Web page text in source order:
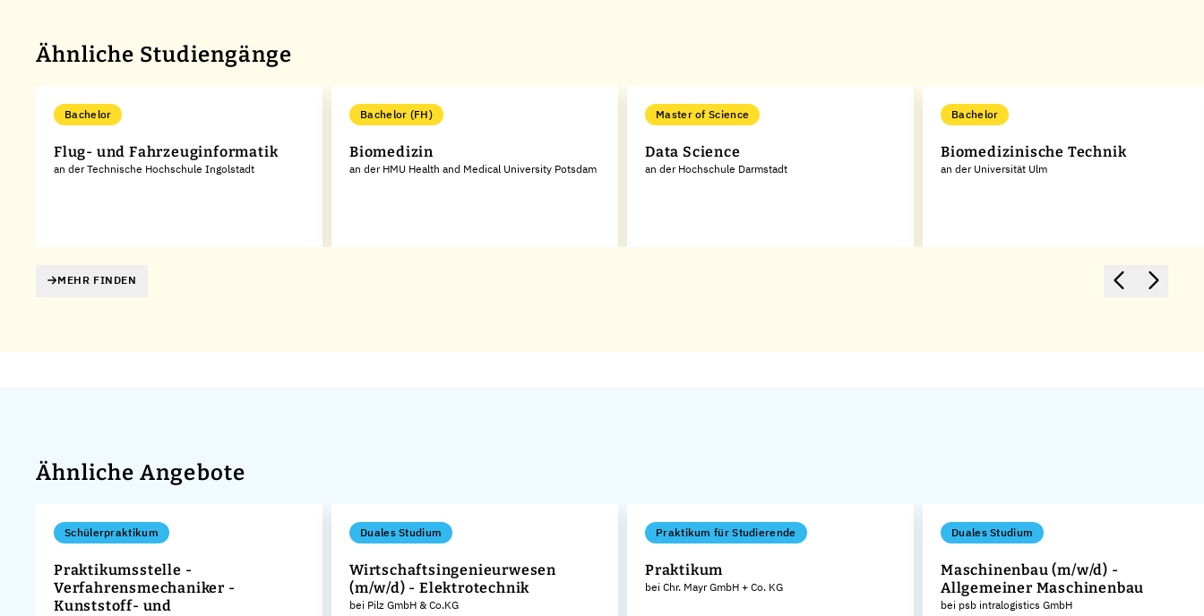
Ähnliche Studiengänge
Bachelor
Flug- und Fahrzeuginformatik
an der Technische Hochschule Ingolstadt
Bachelor (FH)
Biomedizin
an der HMU Health and Medical University Potsdam
Master of Science
Data Science
an der Hochschule Darmstadt
Bachelor
Biomedizinische Technik
an der Universität Ulm
MEHR FINDEN
Ähnliche Angebote
Schülerpraktikum
Praktikumsstelle -
Verfahrensmechaniker -
Kunststoff- und
Duales Studium
Wirtschaftsingenieurwesen
(m/w/d) - Elektrotechnik
bei Pilz GmbH & Co.KG
Praktikum für Studierende
Praktikum
bei Chr. Mayr GmbH + Co. KG
Duales Studium
Maschinenbau (m/w/d) -
Allgemeiner Maschinenbau
bei psb intralogistics GmbH